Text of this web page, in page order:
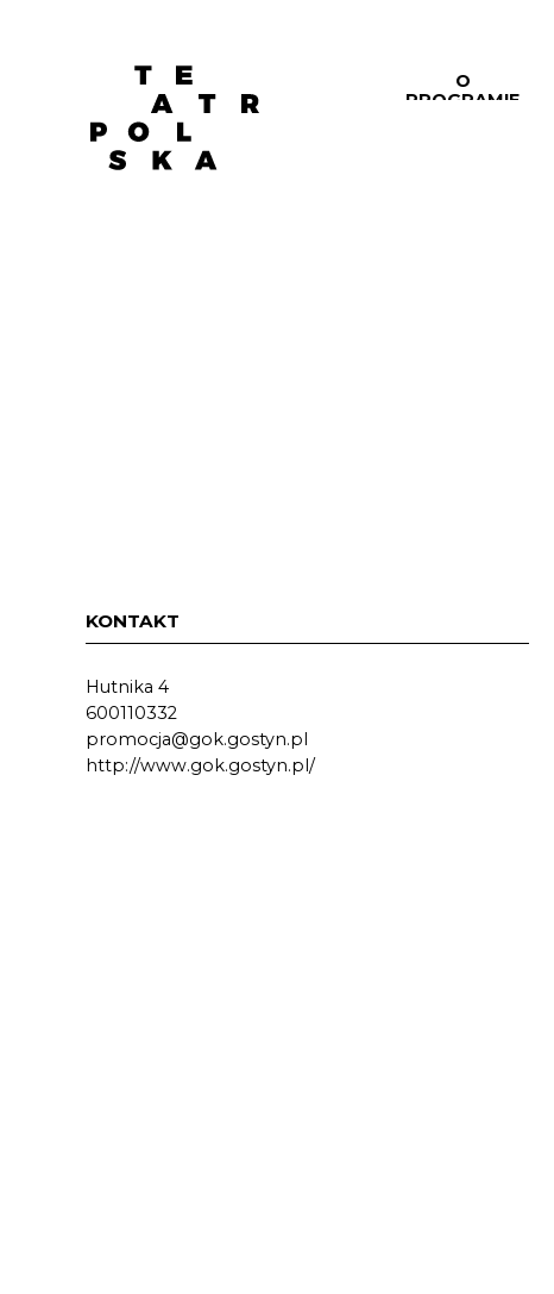
O
PROGRAMIE
KONTAKT
Hutnika 4
600110332
promocja@gok.gostyn.pl
http://www.gok.gostyn.pl/